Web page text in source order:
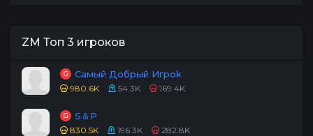
ZM Топ 3 игроков
G Самый Добрый Игpok
980.6K 54.3K 169.4K
G S＆P
830.5K 196.3K 282.8K